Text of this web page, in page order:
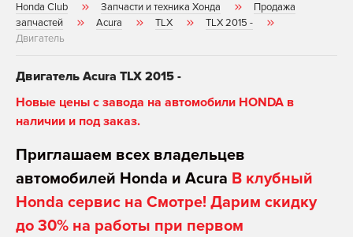
Honda Club Запчасти и техника Хонда
Продажа
запчастей
Acura TLX
TLX 2015 -
Двигатель
Двигатель Acura TLX 2015 -
Новые цены с завода на автомобили HONDA в
наличии и под заказ.
Приглашаем всех владельцев
автомобилей Honda и Acura В клубный
Honda сервис на Смотре! Дарим скидку
до 30% на работы при первом